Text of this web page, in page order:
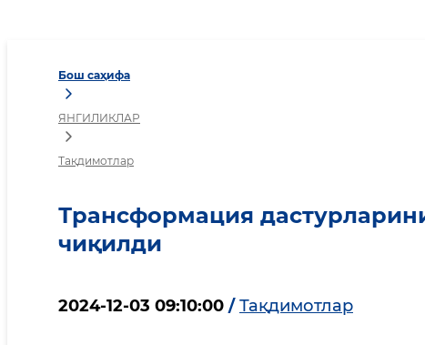
Бош саҳифа
ЯНГИЛИКЛАР
Тақдимотлар
Трансформация
чиқилди
2024-12-03 09:10:00 / Тақдимотлар